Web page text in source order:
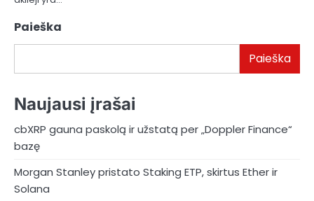
Paieška
Paieška
Naujausi įrašai
cbXRP gauna paskolą ir užstatą per „Doppler Finance“
bazę
Morgan Stanley pristato Staking ETP, skirtus Ether ir
Solana